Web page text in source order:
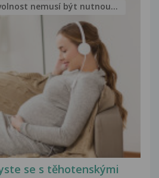
se s těhotenskými
nemusí být nutnou...